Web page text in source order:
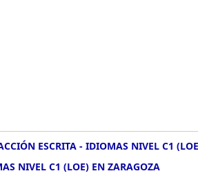
ESCRITA - IDIOMAS NIVEL C1
NIVEL C1 (LOE) EN ZARAGOZA